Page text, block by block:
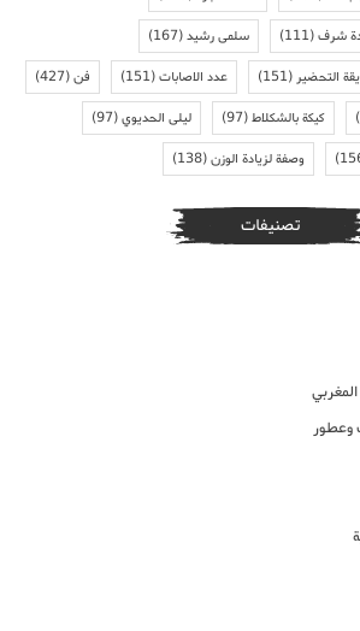
شرف(111) سلمى رشيد(167)
التحضير(151) عدد الاصابات(151) فن(427)
كيكة بالشكلاط(97) ليلى الحديوي(97)
وصفة لزيادة الوزن(138)
تصنيفات
وعطور